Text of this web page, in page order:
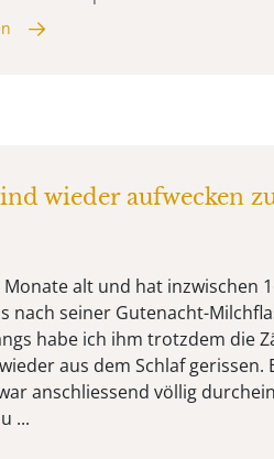
wieder aufwecken
alt und hat inzwischen
nach seiner Gutenacht-
habe ich ihm trotzdem die
aus dem Schlaf gerissen.
anschliessend völlig
...